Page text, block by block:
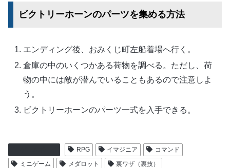
ビクトリーホーンのパーツを集める方法
エンディング後、おみくじ町左船着場へ行く。
倉庫の中のいくつかある荷物を調べる。ただし、荷
物の中には敵が潜んでいることもあるので注意しよ
う。
ビクトリーホーンのパーツ一式を入手できる。
RPG イマジニア
コマンド
ミニゲーム
メダロット 裏ワザ（裏技）